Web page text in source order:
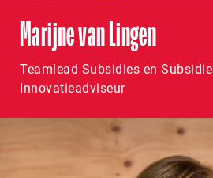
Marijne van Lingen
Teamlead Subsidies en
Innovatieadviseur